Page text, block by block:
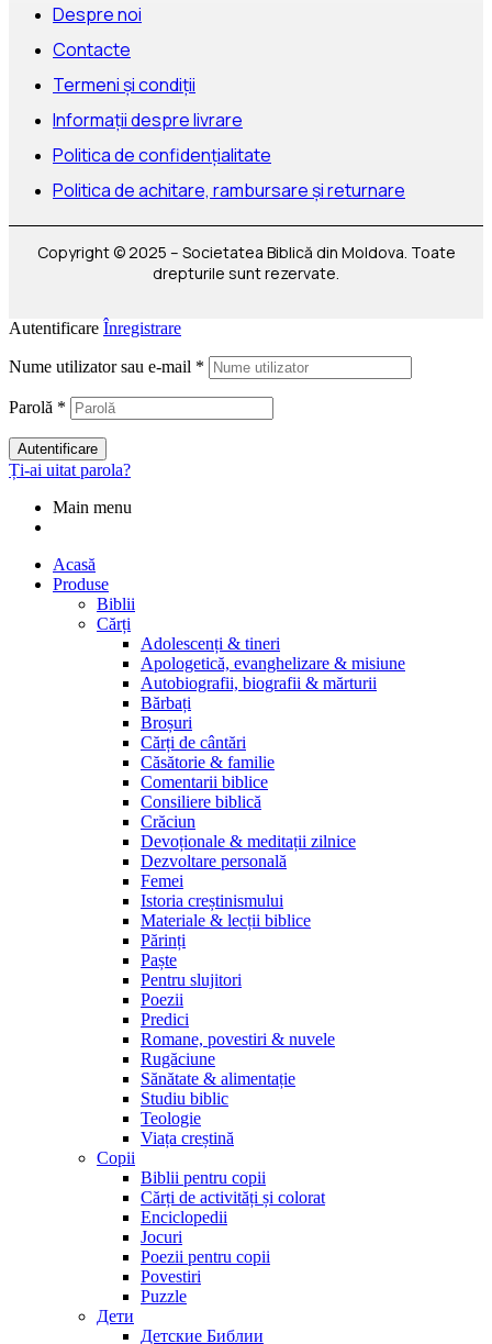
Despre noi
Contacte
Termeni și condiții
Informații despre livrare
Politica de confidențialitate
Politica de achitare, rambursare și returnare
Copyright © 2025 – Societatea Biblică din Moldova. Toate
drepturile sunt rezervate.
Autentificare Înregistrare
Nume utilizator sau e-mail *
Parolă *
Autentificare
Ți-ai uitat parola?
Main menu
Acasă
Produse
Biblii
Cărți
Adolescenți & tineri
Apologetică, evanghelizare & misiune
Autobiografii, biografii & mărturii
Bărbați
Broșuri
Cărți de cântări
Căsătorie & familie
Comentarii biblice
Consiliere biblică
Crăciun
Devoționale & meditații zilnice
Dezvoltare personală
Femei
Istoria creștinismului
Materiale & lecții biblice
Părinți
Paște
Pentru slujitori
Poezii
Predici
Romane, povestiri & nuvele
Rugăciune
Sănătate & alimentație
Studiu biblic
Teologie
Viața creștină
Copii
Biblii pentru copii
Cărți de activități și colorat
Enciclopedii
Jocuri
Poezii pentru copii
Povestiri
Puzzle
Дети
Детские Библии